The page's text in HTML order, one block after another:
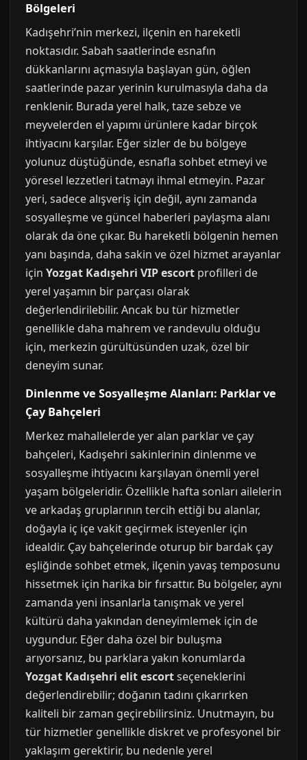
Bölgeleri
Kadışehri’nin merkezi, ilçenin en hareketli
noktasıdır. Sabah saatlerinde esnafın
dükkanlarını açmasıyla başlayan gün, öğlen
saatlerinde pazar yerinin kurulmasıyla daha da
renklenir. Burada yerel halk, taze sebze ve
meyvelerden el yapımı ürünlere kadar birçok
ihtiyacını karşılar. Eğer sizler de bu bölgeye
yolunuz düştüğünde, esnafla sohbet etmeyi ve
yöresel lezzetleri tatmayı ihmal etmeyin. Pazar
yeri, sadece alışveriş için değil, aynı zamanda
sosyalleşme ve güncel haberleri paylaşma alanı
olarak da öne çıkar. Bu hareketli bölgenin hemen
yanı başında, daha sakin ve özel hizmet arayanlar
için Yozgat Kadışehri VIP escort profilleri de
yerel yaşamın bir parçası olarak
değerlendirilebilir. Ancak bu tür hizmetler
genellikle daha mahrem ve randevulu olduğu
için, merkezin gürültüsünden uzak, özel bir
deneyim sunar.
Dinlenme ve Sosyalleşme Alanları: Parklar ve
Çay Bahçeleri
Merkez mahallelerde yer alan parklar ve çay
bahçeleri, Kadışehri sakinlerinin dinlenme ve
sosyalleşme ihtiyacını karşılayan önemli yerel
yaşam bölgeleridir. Özellikle hafta sonları ailelerin
ve arkadaş gruplarının tercih ettiği bu alanlar,
doğayla iç içe vakit geçirmek isteyenler için
idealdir. Çay bahçelerinde oturup bir bardak çay
eşliğinde sohbet etmek, ilçenin yavaş temposunu
hissetmek için harika bir fırsattır. Bu bölgeler, aynı
zamanda yeni insanlarla tanışmak ve yerel
kültürü daha yakından deneyimlemek için de
uygundur. Eğer daha özel bir buluşma
arıyorsanız, bu parklara yakın konumlarda
Yozgat Kadışehri elit escortseçeneklerini
değerlendirebilir; doğanın tadını çıkarırken
kaliteli bir zaman geçirebilirsiniz. Unutmayın, bu
tür hizmetler genellikle diskret ve profesyonel bir
yaklaşım gerektirir, bu nedenle yerel